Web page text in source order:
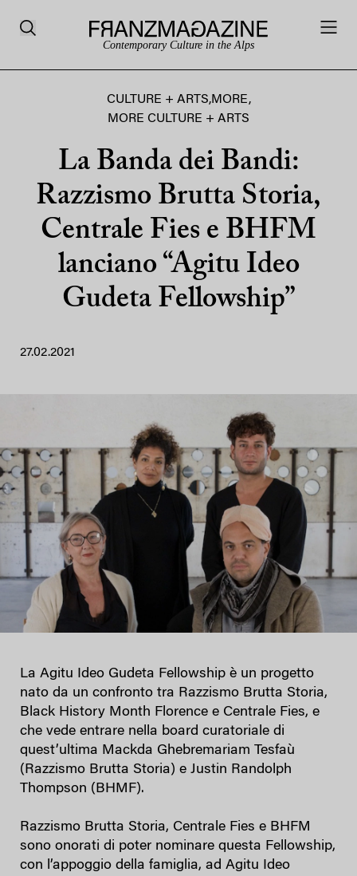
Contemporary Culture in the Alps
CULTURE + ARTS,MORE,
MORE CULTURE + ARTS
La Banda dei Bandi:
Razzismo Brutta Storia,
Centrale Fies e BHFM
lanciano “Agitu Ideo
Gudeta Fellowship”
27.02.2021
La Agitu Ideo Gudeta Fellowship è un progetto
nato da un confronto tra Razzismo Brutta Storia,
Black History Month Florence e Centrale Fies, e
che vede entrare nella board curatoriale di
quest’ultima Mackda Ghebremariam Tesfaù
(Razzismo Brutta Storia) e Justin Randolph
Thompson (BHMF).
Razzismo Brutta Storia, Centrale Fies e BHFM
sono onorati di poter nominare questa Fellowship,
con l’appoggio della famiglia, ad Agitu Ideo